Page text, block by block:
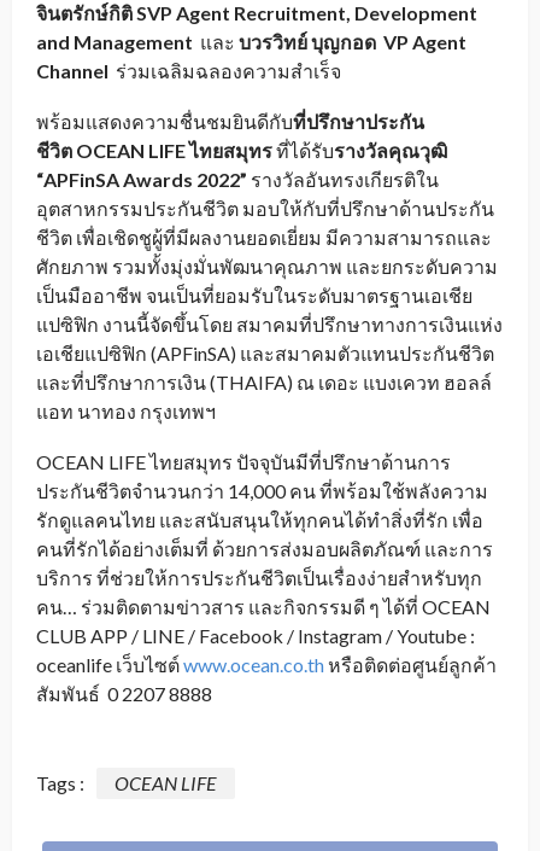
จินตรักษ์กิติSVP Agent Recruitment, Development
and Management และ บวรวิทย์ บุญกอด VP Agent
Channel ร่วมเฉลิมฉลองความสำเร็จ
พร้อมแสดงความชื่นชมยินดีกับที่ปรึกษาประกัน
ชีวิต OCEAN LIFE ไทยสมุทรที่ได้รับรางวัลคุณวุฒิ
“APFinSA Awards 2022” รางวัลอันทรงเกียรติใน
อุตสาหกรรมประกันชีวิต มอบให้กับที่ปรึกษาด้านประกัน
ชีวิต เพื่อเชิดชูผู้ที่มีผลงานยอดเยี่ยม มีความสามารถและ
ศักยภาพ รวมทั้งมุ่งมั่นพัฒนาคุณภาพ และยกระดับความ
เป็นมืออาชีพ จนเป็นที่ยอมรับในระดับมาตรฐานเอเชีย
แปซิฟิก งานนี้จัดขึ้นโดย สมาคมที่ปรึกษาทางการเงินแห่ง
เอเชียแปซิฟิก (APFinSA) และสมาคมตัวแทนประกันชีวิต
และที่ปรึกษาการเงิน (THAIFA) ณ เดอะ แบงเควท ฮอลล์
แอท นาทอง กรุงเทพฯ
OCEAN LIFE ไทยสมุทร ปัจจุบันมีที่ปรึกษาด้านการ
ประกันชีวิตจำนวนกว่า 14,000 คน ที่พร้อมใช้พลังความ
รักดูแลคนไทย และสนับสนุนให้ทุกคนได้ทำสิ่งที่รัก เพื่อ
คนที่รักได้อย่างเต็มที่ ด้วยการส่งมอบผลิตภัณฑ์ และการ
บริการ ที่ช่วยให้การประกันชีวิตเป็นเรื่องง่ายสำหรับทุก
คน… ร่วมติดตามข่าวสาร และกิจกรรมดี ๆ ได้ที่ OCEAN
CLUB APP / LINE / Facebook / Instagram / Youtube :
oceanlife เว็บไซต์www.ocean.co.thหรือติดต่อศูนย์ลูกค้า
สัมพันธ์ 0 2207 8888
Tags : OCEAN LIFE